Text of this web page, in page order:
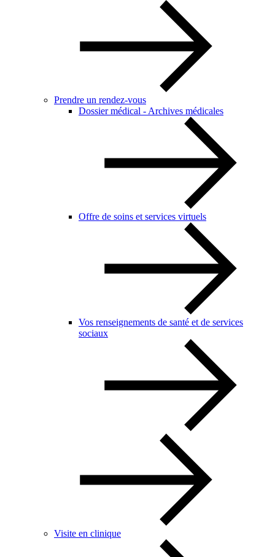
Prendre un rendez-vous
Dossier médical - Archives médicales
Offre de soins et services virtuels
Vos renseignements de santé et de services
sociaux
Visite en clinique